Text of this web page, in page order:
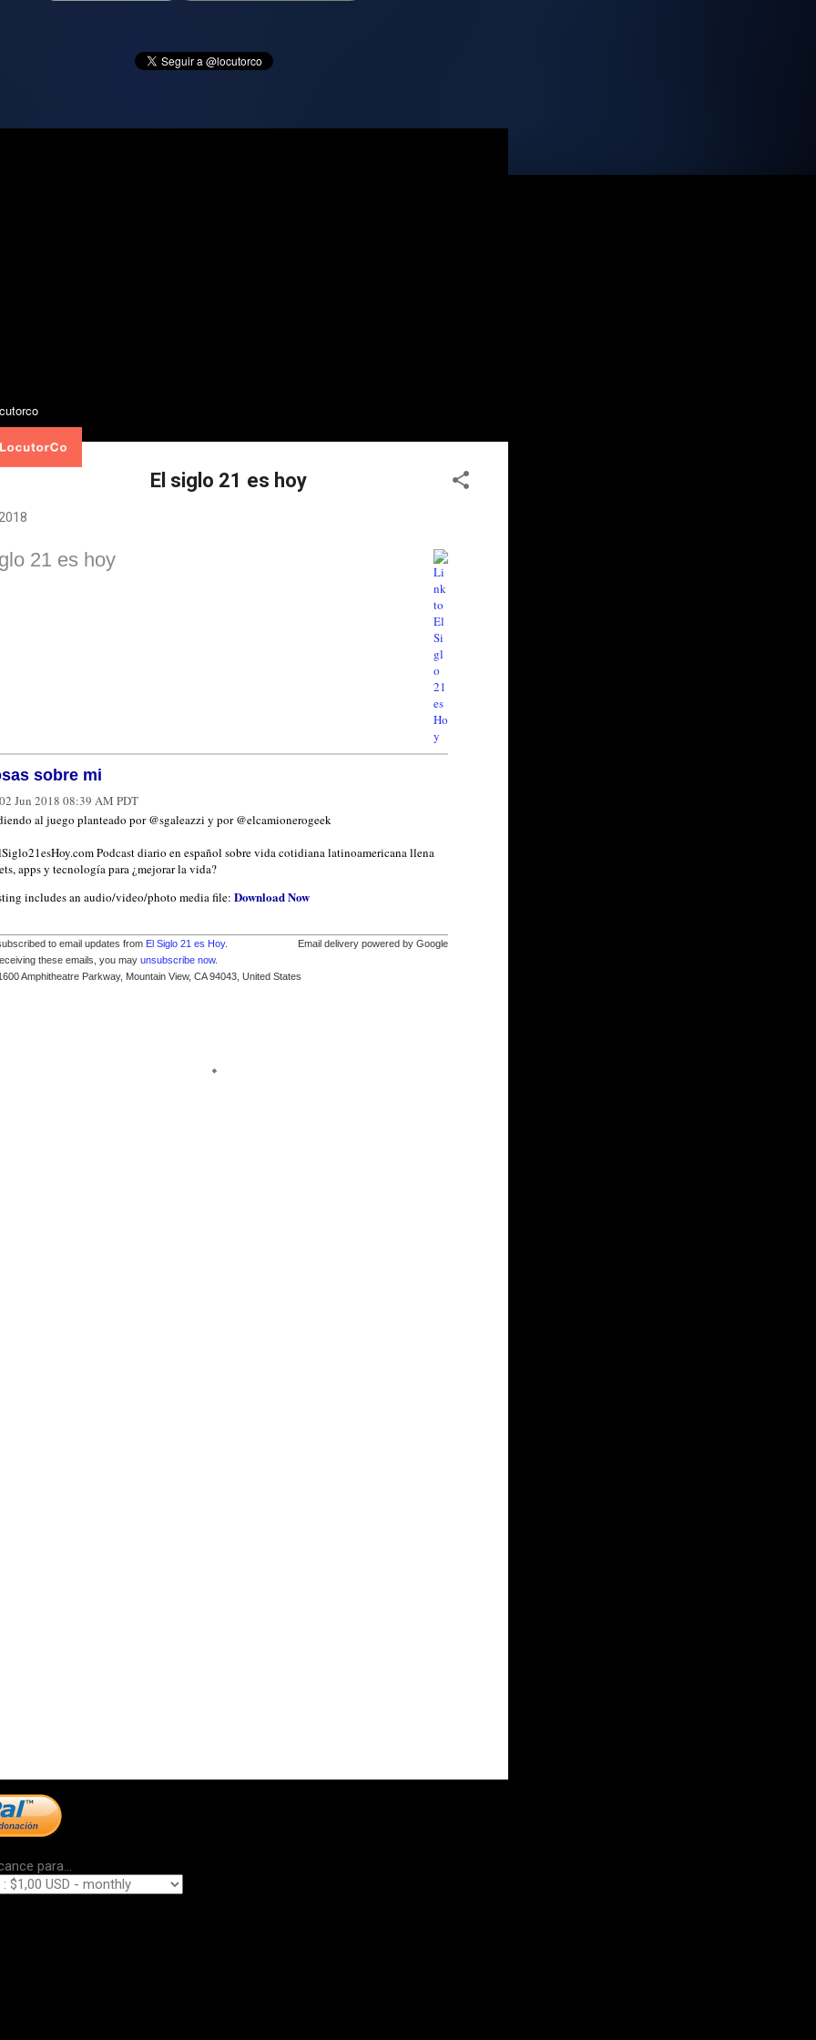
El siglo 21 es hoy
21 es hoy
sobre mi
02 Jun 2018 08:39 AM PDT
al juego planteado por @sgaleazzi y por @elcamionerogeek
Podcast diario en español sobre vida cotidiana latinoamericana llena
apps y tecnología para ¿mejorar la vida?
includes an audio/video/photo media file: Download Now
to email updates from El Siglo 21 es Hoy.
these emails, you may unsubscribe now.
Email delivery powered by Google
Amphitheatre Parkway, Mountain View, CA 94043, United States
para...